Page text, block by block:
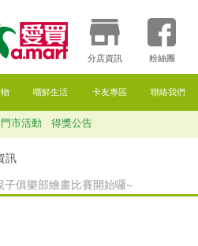
分店資訊 粉絲團
嚐鮮生活 卡友專區 聯絡我們
門市活動 得獎公告
訊
子俱樂部繪畫比賽開始囉~